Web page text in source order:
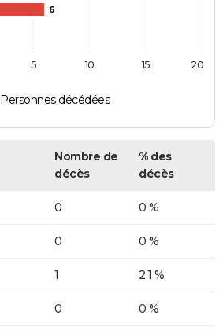
6
Personnes décédées
5 10 15 20
Nombre de
décès
% des
décès
0 0 %
0 0 %
1 2,1 %
0 0 %